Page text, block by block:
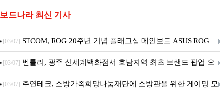
보드나라 최신 기사
[03/07] STCOM, ROG 20주년 기념 플래그십 메인보드 ASUS ROG
Crosshair X870E EDITION 20 국내 출시 예정
[03/07] 벤틀리, 광주 신세계백화점서 호남지역 최초 브랜드 팝업 오
픈
[03/07] 주연테크, 소방가족희망나눔재단에 소방관을 위한 게이밍 모